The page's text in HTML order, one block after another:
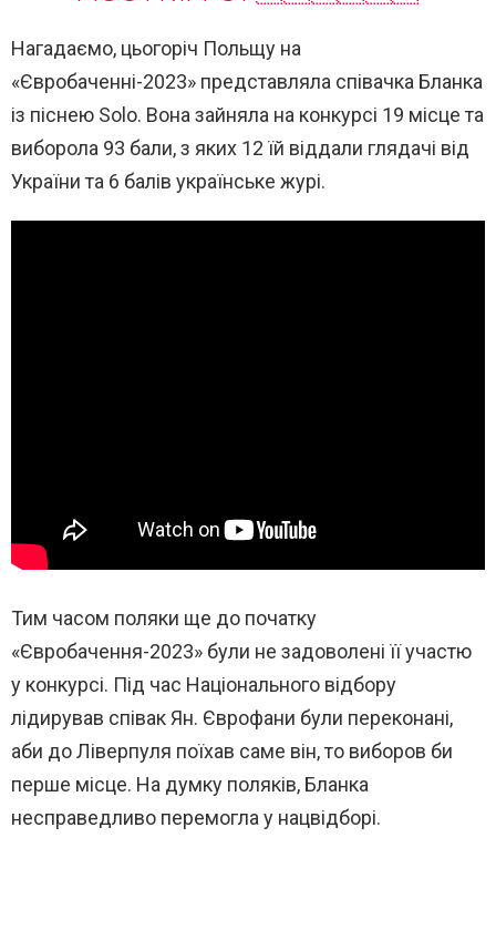
Нагадаємо, цьогоріч Польщу на
«Євробаченні-2023» представляла співачка Бланка
із піснею Solo. Вона зайняла на конкурсі 19 місце та
виборола 93 бали, з яких 12 їй віддали глядачі від
України та 6 балів українське журі.
Тим часом поляки ще до початку
«Євробачення-2023» були не задоволені її участю
у конкурсі. Під час Національного відбору
лідирував співак Ян. Єврофани були переконані,
аби до Ліверпуля поїхав саме він, то виборов би
перше місце. На думку поляків, Бланка
несправедливо перемогла у нацвідборі.